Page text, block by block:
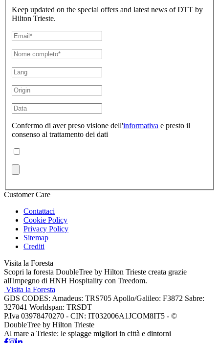
Keep updated on the special offers and latest news of DTT by
Hilton Trieste.
Confermo di aver preso visione dell'informativa e presto il
consenso al trattamento dei dati
Customer Care
Contattaci
Cookie Policy
Privacy Policy
Sitemap
Crediti
Visita la Foresta
Scopri la foresta DoubleTree by Hilton Trieste creata grazie
all'impegno di HNH Hospitality con Treedom.
Visita la Foresta
GDS CODES: Amadeus: TRS705 Apollo/Galileo: F3872 Sabre:
327041 Worldspan: TRSDT
P.Iva 03978470270 - CIN: IT032006A1JCOM8IT5 - ©
DoubleTree by Hilton Trieste
Al mare a Trieste: le spiagge migliori in città e dintorni